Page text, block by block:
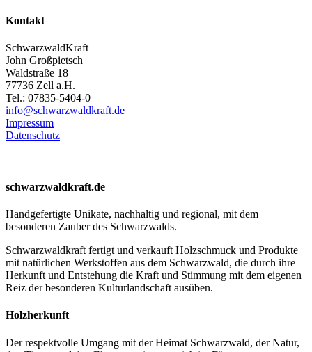
Kontakt
SchwarzwaldKraft
John Großpietsch
Waldstraße 18
77736 Zell a.H.
Tel.: 07835-5404-0
info@schwarzwaldkraft.de
Impressum
Datenschutz
schwarzwaldkraft.de
Handgefertigte Unikate, nachhaltig und regional, mit dem
besonderen Zauber des Schwarzwalds.
Schwarzwaldkraft fertigt und verkauft Holzschmuck und Produkte
mit natürlichen Werkstoffen aus dem Schwarzwald, die durch ihre
Herkunft und Entstehung die Kraft und Stimmung mit dem eigenen
Reiz der besonderen Kulturlandschaft ausüben.
Holzherkunft
Der respektvolle Umgang mit der Heimat Schwarzwald, der Natur,